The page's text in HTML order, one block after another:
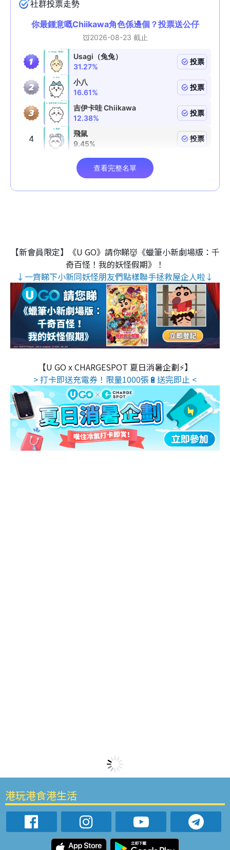
【新會員限定】《U GO》請你睇👹《蠟筆小新劇場版：千
奇百怪！我的妖怪假期》！
↓一齊睇下小新同妖怪朋友們點樣聯手拯救屋企人啦↓
【U GO x CHARGESPOT 夏日消暑企劃⚡】
> 打卡即送充電券！限量1000張🔋送完即止 <
港玩港食港生活